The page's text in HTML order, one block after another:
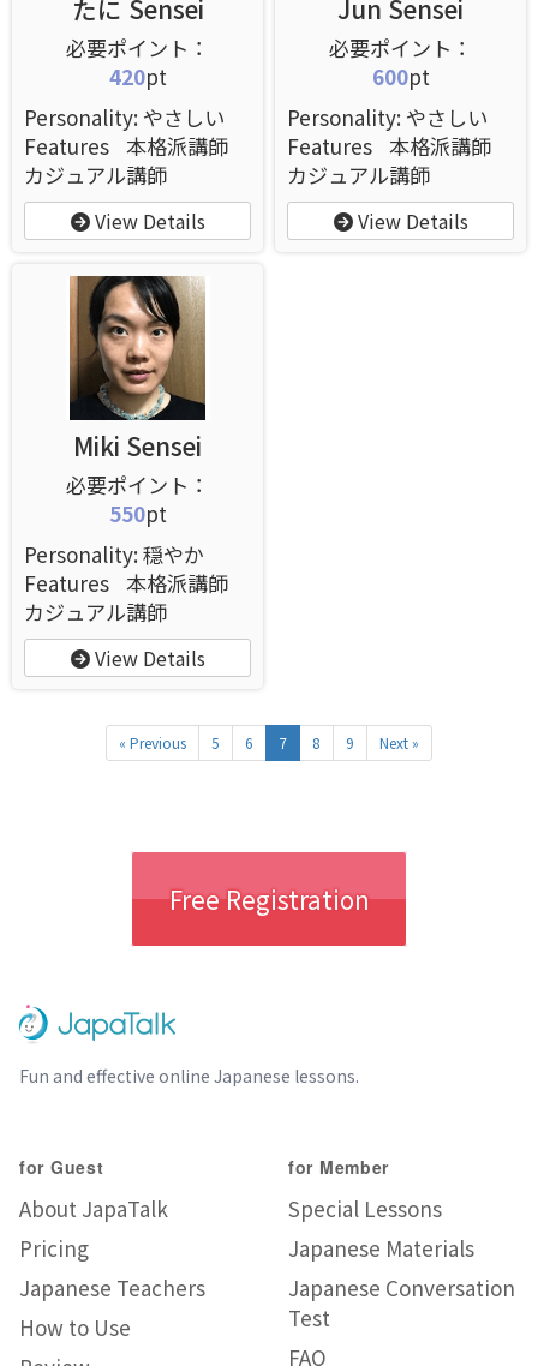
たに Sensei
420pt
Personality: やさしい
Features 本格派講師
カジュアル講師
View Details
Jun Sensei
600pt
Personality: やさしい
Features 本格派講師
カジュアル講師
View Details
Miki Sensei
550pt
Personality: 穏やか
Features 本格派講師
カジュアル講師
View Details
« Previous 5 6 7 8 9 Next »
Free Registration
Fun and effective online Japanese lessons.
for Guest
About JapaTalk
Pricing
Japanese Teachers
How to Use
for Member
Special Lessons
Japanese Materials
Japanese Conversation
Test
FAQ